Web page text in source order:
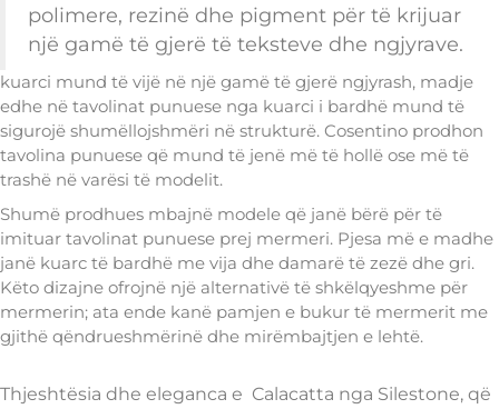
polimere, rezinë dhe pigment për të krijuar
një gamë të gjerë të teksteve dhe ngjyrave.
kuarci mund të vijë në një gamë të gjerë ngjyrash, madje
edhe në tavolinat punuese nga kuarci i bardhë mund të
sigurojë shumëllojshmëri në strukturë. Cosentino prodhon
tavolina punuese që mund të jenë më të hollë ose më të
trashë në varësi të modelit.
Shumë prodhues mbajnë modele që janë bërë për të
imituar tavolinat punuese prej mermeri. Pjesa më e madhe
janë kuarc të bardhë me vija dhe damarë të zezë dhe gri.
Këto dizajne ofrojnë një alternativë të shkëlqyeshme për
mermerin; ata ende kanë pamjen e bukur të mermerit me
gjithë qëndrueshmërinë dhe mirëmbajtjen e lehtë.
Thjeshtësia dhe eleganca e Calacatta nga Silestone, që